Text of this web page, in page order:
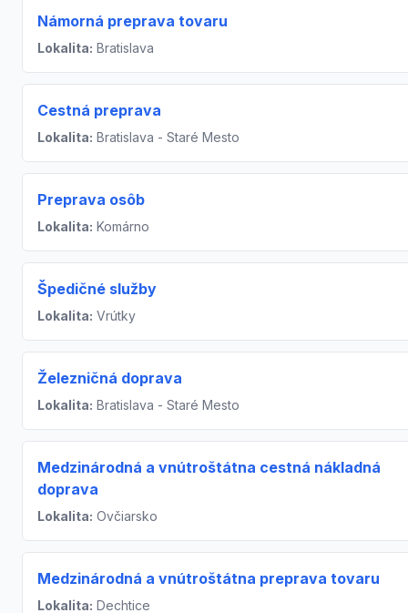
Námorná preprava tovaru
Lokalita: Bratislava
Cestná preprava
Lokalita: Bratislava - Staré Mesto
Preprava osôb
Lokalita: Komárno
Špedičné služby
Lokalita: Vrútky
Železničná doprava
Lokalita: Bratislava - Staré Mesto
Medzinárodná a vnútroštátna cestná nákladná
doprava
Lokalita: Ovčiarsko
Medzinárodná a vnútroštátna preprava tovaru
Lokalita: Dechtice